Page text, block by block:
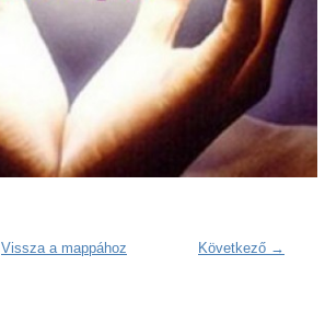
Következő →
Vissza a mappához